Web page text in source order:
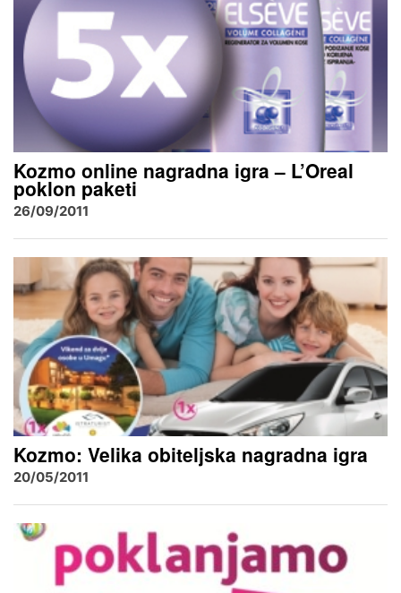
Kozmo online nagradna igra – L’Oreal
poklon paketi
26/09/2011
Kozmo: Velika obiteljska nagradna igra
20/05/2011